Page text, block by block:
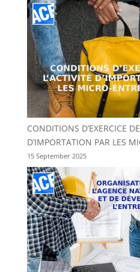
CONDITIONS D’EXERCICE
D’IMPORTATION PAR LES
15 September 2025